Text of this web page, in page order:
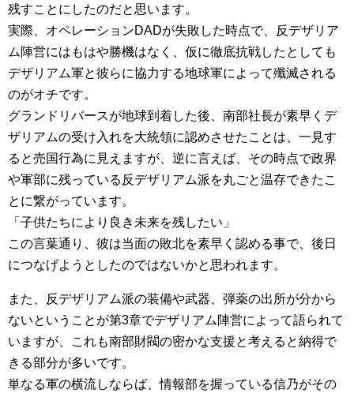
残すことにしたのだと思います。
実際、オペレーションDADが失敗した時点で、反デザリア
ム陣営にはもはや勝機はなく、仮に徹底抗戦したとしても
デザリアム軍と彼らに協力する地球軍によって殲滅される
のがオチです。
グランドリバースが地球到着した後、南部社長が素早くデ
ザリアムの受け入れを大統領に認めさせたことは、一見す
ると売国行為に見えますが、逆に言えば、その時点で政界
や軍部に残っている反デザリアム派を丸ごと温存できたこ
とに繋がっています。
「子供たちにより良き未来を残したい」
この言葉通り、彼は当面の敗北を素早く認める事で、後日
につなげようとしたのではないかと思われます。
また、反デザリアム派の装備や武器、弾薬の出所が分から
ないということが第3章でデザリアム陣営によって語られて
いますが、これも南部財閥の密かな支援と考えると納得で
きる部分が多いです。
単なる軍の横流しならば、情報部を握っている信乃がその